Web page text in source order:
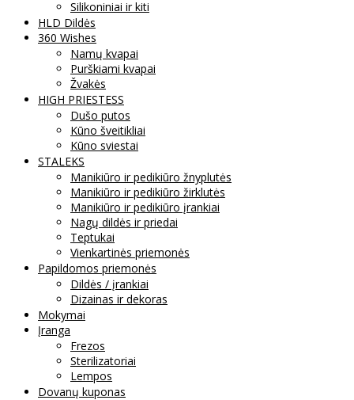
Silikoniniai ir kiti
HLD Dildės
360 Wishes
Namų kvapai
Purškiami kvapai
Žvakės
HIGH PRIESTESS
Dušo putos
Kūno šveitikliai
Kūno sviestai
STALEKS
Manikiūro ir pedikiūro žnyplutės
Manikiūro ir pedikiūro žirklutės
Manikiūro ir pedikiūro įrankiai
Nagų dildės ir priedai
Teptukai
Vienkartinės priemonės
Papildomos priemonės
Dildės / įrankiai
Dizainas ir dekoras
Mokymai
Įranga
Frezos
Sterilizatoriai
Lempos
Dovanų kuponas